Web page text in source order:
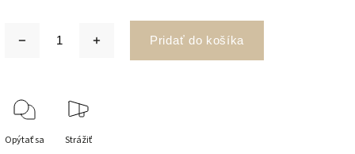
Pridať do košíka
Opýtať sa Strážiť